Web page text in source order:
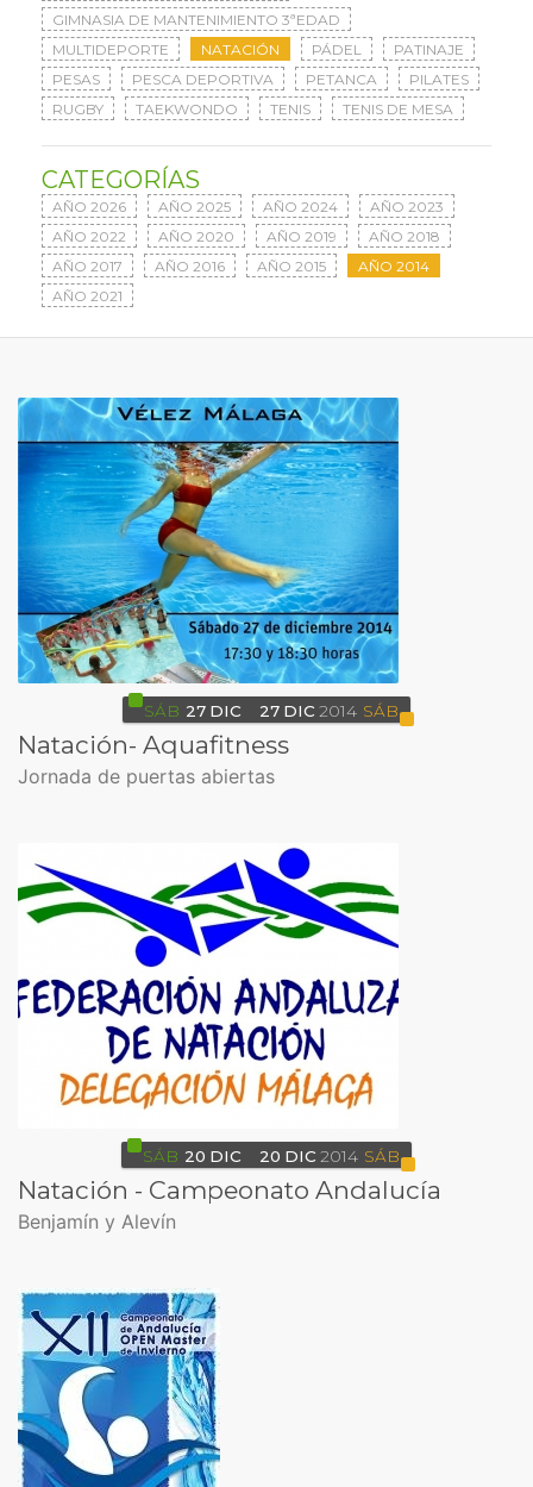
GIMNASIA DE MANTENIMIENTO 3ªEDAD
MULTIDEPORTE
NATACIÓN PÁDEL
PATINAJE
PESAS
PESCA DEPORTIVA PETANCA
PILATES
RUGBY
TAEKWONDO TENIS TENIS DE MESA
CATEGORÍAS
AÑO 2026 AÑO 2025 AÑO 2024
AÑO 2023
AÑO 2022
AÑO 2020 AÑO 2019
AÑO 2018
AÑO 2017
AÑO 2016 AÑO 2015
AÑO 2014
AÑO 2021
SÁB 27 DIC 27 DIC 2014 SÁB
Natación- Aquafitness
Jornada de puertas abiertas
SÁB 20 DIC 20 DIC 2014 SÁB
Natación - Campeonato Andalucía
Benjamín y Alevín